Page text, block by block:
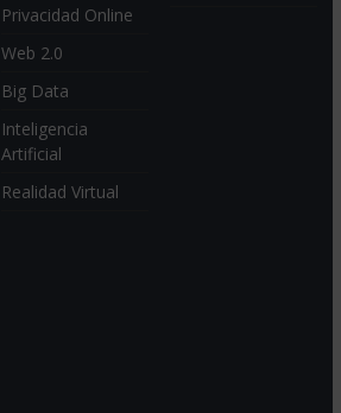
Privacidad Online
Web 2.0
Big Data
Inteligencia
Artificial
Realidad Virtual